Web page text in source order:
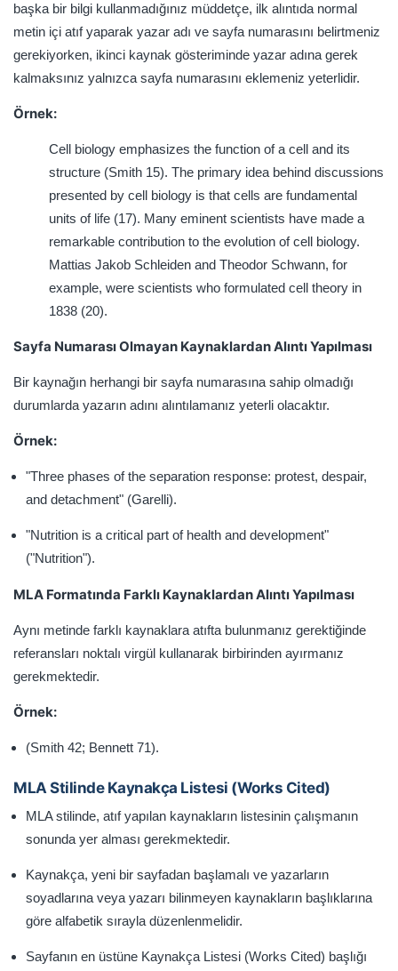
başka bir bilgi kullanmadığınız müddetçe, ilk alıntıda normal
metin içi atıf yaparak yazar adı ve sayfa numarasını belirtmeniz
gerekiyorken, ikinci kaynak gösteriminde yazar adına gerek
kalmaksınız yalnızca sayfa numarasını eklemeniz yeterlidir.
Örnek:
Cell biology emphasizes the function of a cell and its
structure (Smith 15). The primary idea behind discussions
presented by cell biology is that cells are fundamental
units of life (17). Many eminent scientists have made a
remarkable contribution to the evolution of cell biology.
Mattias Jakob Schleiden and Theodor Schwann, for
example, were scientists who formulated cell theory in
1838 (20).
Sayfa Numarası Olmayan Kaynaklardan Alıntı Yapılması
Bir kaynağın herhangi bir sayfa numarasına sahip olmadığı
durumlarda yazarın adını alıntılamanız yeterli olacaktır.
Örnek:
"Three phases of the separation response: protest, despair,
and detachment" (Garelli).
"Nutrition is a critical part of health and development"
("Nutrition").
MLA Formatında Farklı Kaynaklardan Alıntı Yapılması
Aynı metinde farklı kaynaklara atıfta bulunmanız gerektiğinde
referansları noktalı virgül kullanarak birbirinden ayırmanız
gerekmektedir.
Örnek:
(Smith 42; Bennett 71).
MLA Stilinde Kaynakça Listesi (Works Cited)
MLA stilinde, atıf yapılan kaynakların listesinin çalışmanın
sonunda yer alması gerekmektedir.
Kaynakça, yeni bir sayfadan başlamalı ve yazarların
soyadlarına veya yazarı bilinmeyen kaynakların başlıklarına
göre alfabetik sırayla düzenlenmelidir.
Sayfanın en üstüne Kaynakça Listesi (Works Cited) başlığı